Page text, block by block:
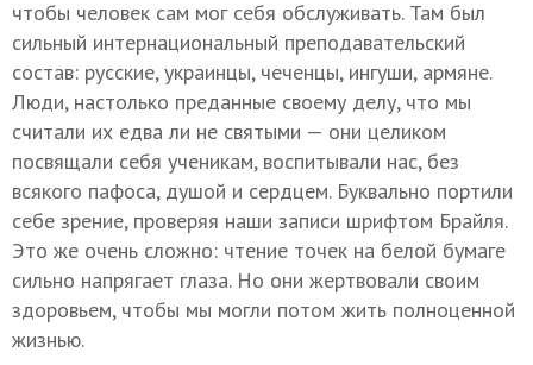
чтобы человек сам мог себя обслуживать. Там был
сильный интернациональный преподавательский
состав: русские, украинцы, чеченцы, ингуши, армяне.
Люди, настолько преданные своему делу, что мы
считали их едва ли не святыми — они целиком
посвящали себя ученикам, воспитывали нас, без
всякого пафоса, душой и сердцем. Буквально портили
себе зрение, проверяя наши записи шрифтом Брайля.
Это же очень сложно: чтение точек на белой бумаге
сильно напрягает глаза. Но они жертвовали своим
здоровьем, чтобы мы могли потом жить полноценной
жизнью.